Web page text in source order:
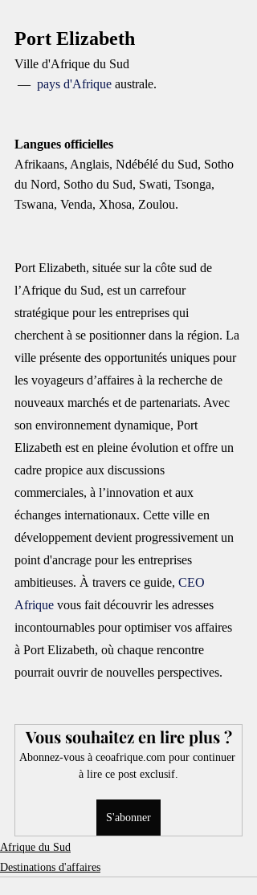
Port Elizabeth
Ville d'Afrique du Sud
— pays d'Afrique australe.
Langues officielles
Afrikaans, Anglais, Ndébélé du Sud, Sotho
du Nord, Sotho du Sud, Swati, Tsonga,
Tswana, Venda, Xhosa, Zoulou.
Port Elizabeth, située sur la côte sud de
l’Afrique du Sud, est un carrefour
stratégique pour les entreprises qui
cherchent à se positionner dans la région. La
ville présente des opportunités uniques pour
les voyageurs d’affaires à la recherche de
nouveaux marchés et de partenariats. Avec
son environnement dynamique, Port
Elizabeth est en pleine évolution et offre un
cadre propice aux discussions
commerciales, à l’innovation et aux
échanges internationaux. Cette ville en
développement devient progressivement un
point d'ancrage pour les entreprises
ambitieuses. À travers ce guide, CEO
Afrique vous fait découvrir les adresses
incontournables pour optimiser vos affaires
à Port Elizabeth, où chaque rencontre
pourrait ouvrir de nouvelles perspectives.
Vous souhaitez en lire plus ?
Abonnez-vous à ceoafrique.com pour continuer
à lire ce post exclusif.
S'abonner
Afrique du Sud
Destinations d'affaires